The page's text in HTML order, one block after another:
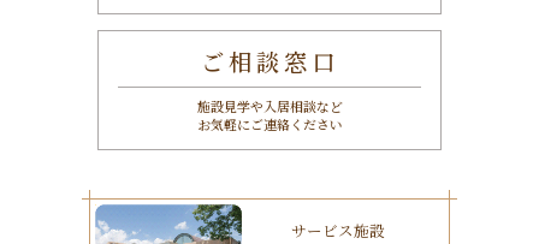
ご相談窓口
施設見学や入居相談など
お気軽にご連絡ください
サービス施設